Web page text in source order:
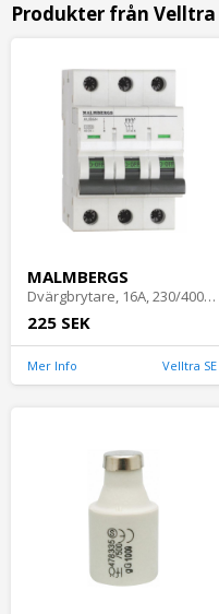
Produkter från Velltra
MALMBERGS
Dvärgbrytare, 16A, 230/400V, 3Pol, C-Typ, Malmbergs 2149257
225 SEK
Mer Info Velltra SE